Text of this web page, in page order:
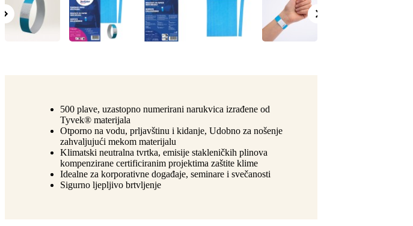
500 plave, uzastopno numerirani narukvica izrađene od
Tyvek® materijala
Otporno na vodu, prljavštinu i kidanje, Udobno za nošenje
zahvaljujući mekom materijalu
Klimatski neutralna tvrtka, emisije stakleničkih plinova
kompenzirane certificiranim projektima zaštite klime
Idealne za korporativne događaje, seminare i svečanosti
Sigurno ljepljivo brtvljenje